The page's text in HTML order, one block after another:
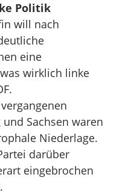
Politik
will nach
eine
wirklich linke
Sachsen waren
Niederlage.
darüber
eingebrochen